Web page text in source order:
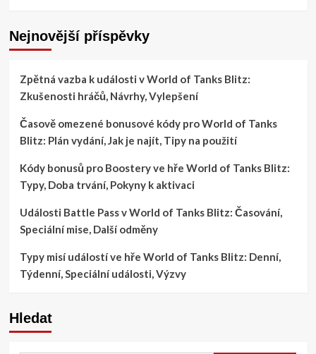
Nejnovější příspěvky
Zpětná vazba k události v World of Tanks Blitz:
Zkušenosti hráčů, Návrhy, Vylepšení
Časově omezené bonusové kódy pro World of Tanks
Blitz: Plán vydání, Jak je najít, Tipy na použití
Kódy bonusů pro Boostery ve hře World of Tanks Blitz:
Typy, Doba trvání, Pokyny k aktivaci
Události Battle Pass v World of Tanks Blitz: Časování,
Speciální mise, Další odměny
Typy misí událostí ve hře World of Tanks Blitz: Denní,
Týdenní, Speciální události, Výzvy
Hledat